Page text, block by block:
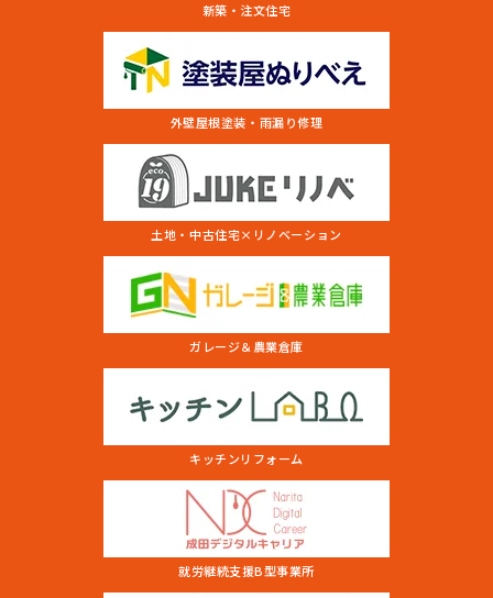
新築・注文住宅
外壁屋根塗装・雨漏り修理
土地・中古住宅×リノベーション
ガレージ＆農業倉庫
キッチンリフォーム
就労継続支援B型事業所